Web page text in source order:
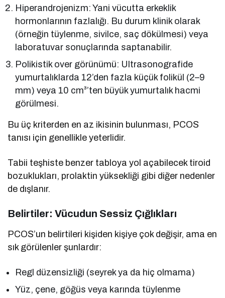
Hiperandrojenizm: Yani vücutta erkeklik
hormonlarının fazlalığı. Bu durum klinik olarak
(örneğin tüylenme, sivilce, saç dökülmesi) veya
laboratuvar sonuçlarında saptanabilir.
Polikistik over görünümü: Ultrasonografide
yumurtalıklarda 12’den fazla küçük folikül (2–9
mm) veya 10 cm³’ten büyük yumurtalık hacmi
görülmesi.
Bu üç kriterden en az ikisinin bulunması, PCOS
tanısı için genellikle yeterlidir.
Tabii teşhiste benzer tabloya yol açabilecek tiroid
bozuklukları, prolaktin yüksekliği gibi diğer nedenler
de dışlanır.
Belirtiler: Vücudun Sessiz Çığlıkları
PCOS’un belirtileri kişiden kişiye çok değişir, ama en
sık görülenler şunlardır:
Regl düzensizliği (seyrek ya da hiç olmama)
Yüz, çene, göğüs veya karında tüylenme